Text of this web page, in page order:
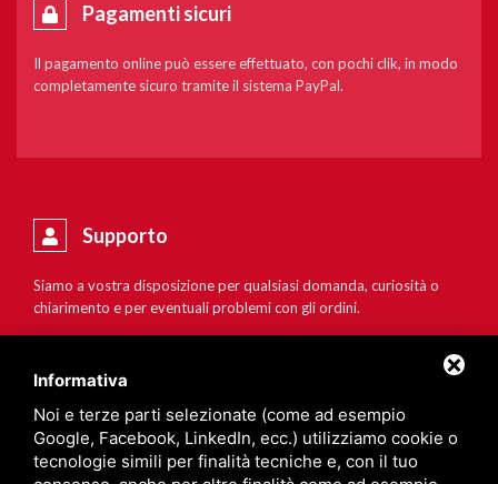
Pagamenti sicuri
Il pagamento online può essere effettuato, con pochi clik, in modo
completamente sicuro tramite il sistema PayPal.
Supporto
Siamo a vostra disposizione per qualsiasi domanda, curiosità o
chiarimento e per eventuali problemi con gli ordini.
Informativa
Noi e terze parti selezionate (come ad esempio
Google, Facebook, LinkedIn, ecc.) utilizziamo cookie o
tecnologie simili per finalità tecniche e, con il tuo